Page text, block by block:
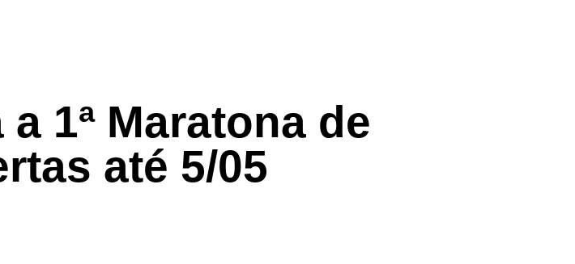
1ª Maratona de
até 5/05